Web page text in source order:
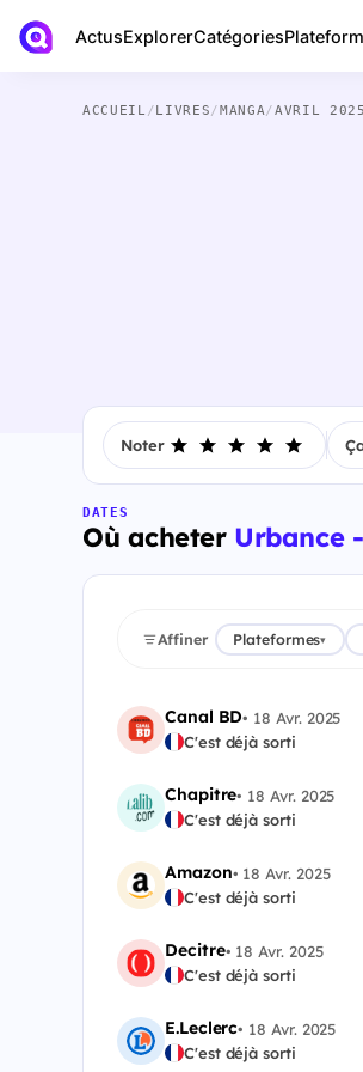
ActusExplorerCatégories
ACCUEIL /LIVRES/MANGA/AVRIL 2025
Noter
DATES
Où acheter Urbance
Affiner Plateformes▾
Canal BD• 18 Avr. 2025
C'est déjà sorti
Chapitre• 18 Avr. 2025
C'est déjà sorti
Amazon• 18 Avr. 2025
C'est déjà sorti
Decitre• 18 Avr. 2025
C'est déjà sorti
E.Leclerc• 18 Avr. 2025
C'est déjà sorti